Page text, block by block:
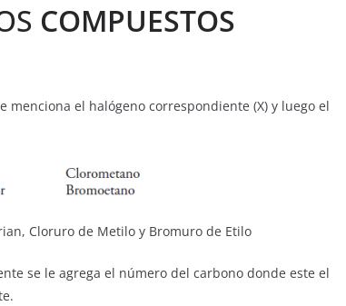
COMPUESTOS
el halógeno correspondiente (X) y luego el
Cloruro de Metilo y Bromuro de Etilo
se le agrega el número del carbono donde este el